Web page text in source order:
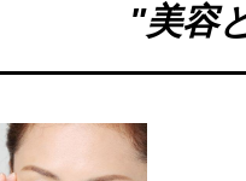
"美容